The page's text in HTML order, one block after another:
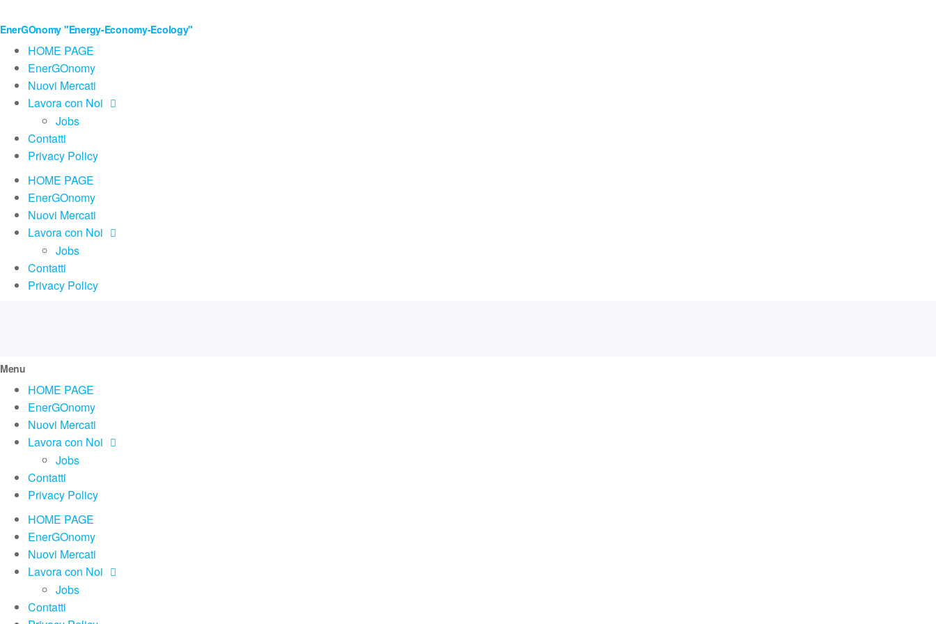
EnerGOnomy "Energy-Economy-Ecology"
HOME PAGE
EnerGOnomy
Nuovi Mercati
Lavora con Noi
Jobs
Contatti
Privacy Policy
HOME PAGE
EnerGOnomy
Nuovi Mercati
Lavora con Noi
Jobs
Contatti
Privacy Policy
Menu
HOME PAGE
EnerGOnomy
Nuovi Mercati
Lavora con Noi
Jobs
Contatti
Privacy Policy
HOME PAGE
EnerGOnomy
Nuovi Mercati
Lavora con Noi
Jobs
Contatti